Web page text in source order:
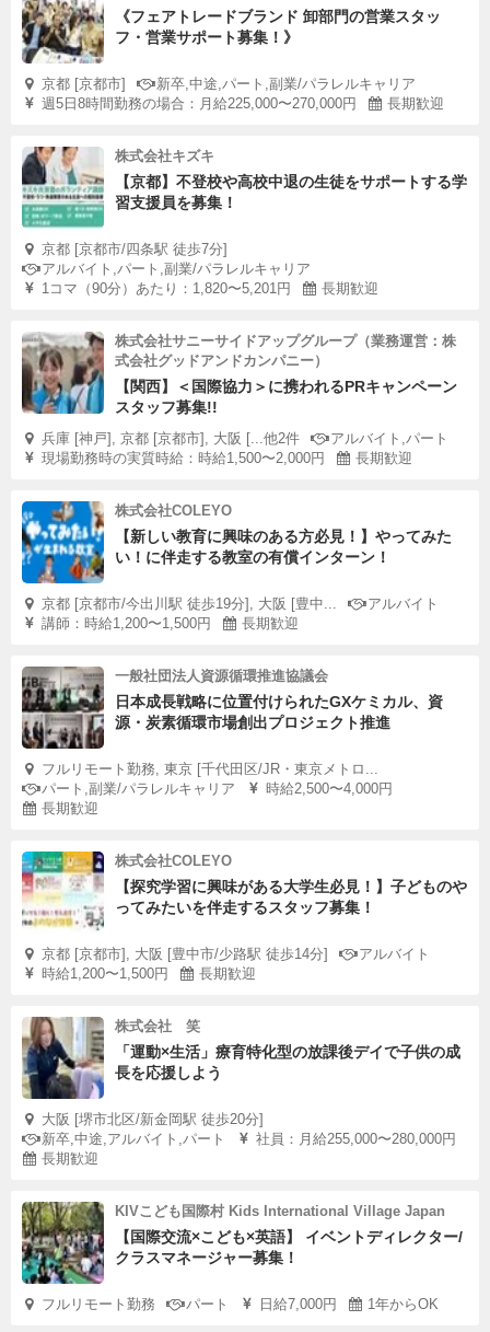
《フェアトレードブランド 卸部門の営業スタッ
フ・営業サポート募集！》
京都 [京都市]
新卒,中途,パート,副業/パラレルキャリア
週5日8時間勤務の場合：月給225,000〜270,000円
長期歓迎
株式会社キズキ
【京都】不登校や高校中退の生徒をサポートする学
習支援員を募集！
京都 [京都市/四条駅 徒歩7分]
アルバイト,パート,副業/パラレルキャリア
1コマ（90分）あたり：1,820〜5,201円
長期歓迎
株式会社サニーサイドアップグループ（業務運営：株
式会社グッドアンドカンパニー）
【関西】＜国際協力＞に携われるPRキャンペーン
スタッフ募集!!
兵庫 [神戸], 京都 [京都市], 大阪 [...他2件
アルバイト,パート
現場勤務時の実質時給：時給1,500〜2,000円
長期歓迎
株式会社COLEYO
【新しい教育に興味のある方必見！】やってみた
い！に伴走する教室の有償インターン！
京都 [京都市/今出川駅 徒歩19分], 大阪 [豊中...
アルバイト
講師：時給1,200〜1,500円
長期歓迎
一般社団法人資源循環推進協議会
日本成長戦略に位置付けられたGXケミカル、資
源・炭素循環市場創出プロジェクト推進
フルリモート勤務, 東京 [千代田区/JR・東京メトロ...
パート,副業/パラレルキャリア
時給2,500〜4,000円
長期歓迎
株式会社COLEYO
【探究学習に興味がある大学生必見！】子どものや
ってみたいを伴走するスタッフ募集！
京都 [京都市], 大阪 [豊中市/少路駅 徒歩14分]
アルバイト
時給1,200〜1,500円
長期歓迎
株式会社 笑
「運動×生活」療育特化型の放課後デイで子供の成
長を応援しよう
大阪 [堺市北区/新金岡駅 徒歩20分]
新卒,中途,アルバイト,パート
社員：月給255,000〜280,000円
長期歓迎
KIVこども国際村 Kids International Village Japan
【国際交流×こども×英語】 イベントディレクター/
クラスマネージャー募集！
フルリモート勤務 パート 日給7,000円 1年からOK